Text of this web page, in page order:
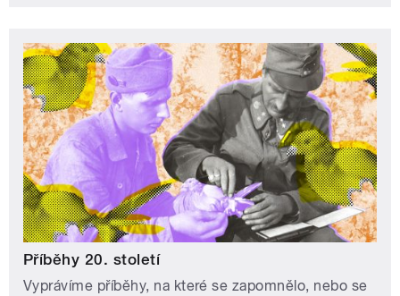
Příběhy 20. století
Vyprávíme příběhy, na které se zapomnělo, nebo se